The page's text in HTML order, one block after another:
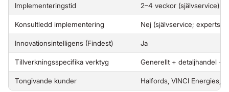
Implementeringstid 2–4 veckor (självservice)
Konsultledd implementering Nej (självservice;
Innovationsintelligens (Findest) Ja
Tillverkningsspecifika verktyg Generellt + detaljhandel +
Tongivande kunder Halfords, VINCI Energies,